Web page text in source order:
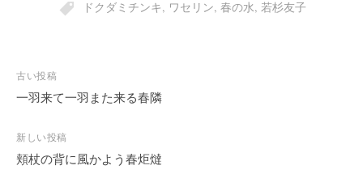
ドクダミチンキ, ワセリン, 春の水, 若杉友子
投
稿
ビ
ゲ
古い投稿
一羽来て一羽また来る春隣
新しい投稿
頬杖の背に風かよう春炬燵